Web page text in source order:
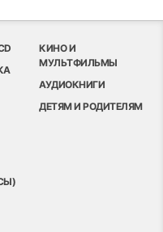
КИНО И
МУЛЬТФИЛЬМЫ
АУДИОКНИГИ
ДЕТЯМ И РОДИТЕЛЯМ